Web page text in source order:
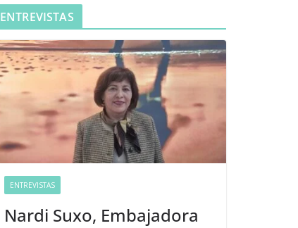
ENTREVISTAS
ENTREVISTAS
Nardi Suxo, Embajadora